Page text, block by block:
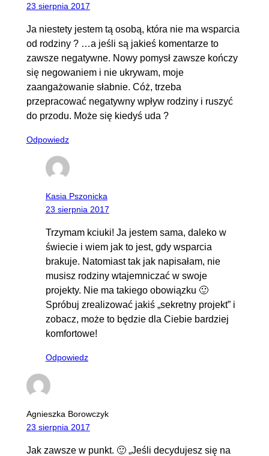
23 sierpnia 2017
Ja niestety jestem tą osobą, która nie ma wsparcia
od rodziny ? …a jeśli są jakieś komentarze to
zawsze negatywne. Nowy pomysł zawsze kończy
się negowaniem i nie ukrywam, moje
zaangażowanie słabnie. Cóż, trzeba
przepracować negatywny wpływ rodziny i ruszyć
do przodu. Może się kiedyś uda ?
Odpowiedz
Kasia Pszonicka
23 sierpnia 2017
Trzymam kciuki! Ja jestem sama, daleko w
świecie i wiem jak to jest, gdy wsparcia
brakuje. Natomiast tak jak napisałam, nie
musisz rodziny wtajemniczać w swoje
projekty. Nie ma takiego obowiązku 🙂
Spróbuj zrealizować jakiś „sekretny projekt” i
zobacz, może to będzie dla Ciebie bardziej
komfortowe!
Odpowiedz
Agnieszka Borowczyk
23 sierpnia 2017
Jak zawsze w punkt. 🙂 „Jeśli decydujesz się na